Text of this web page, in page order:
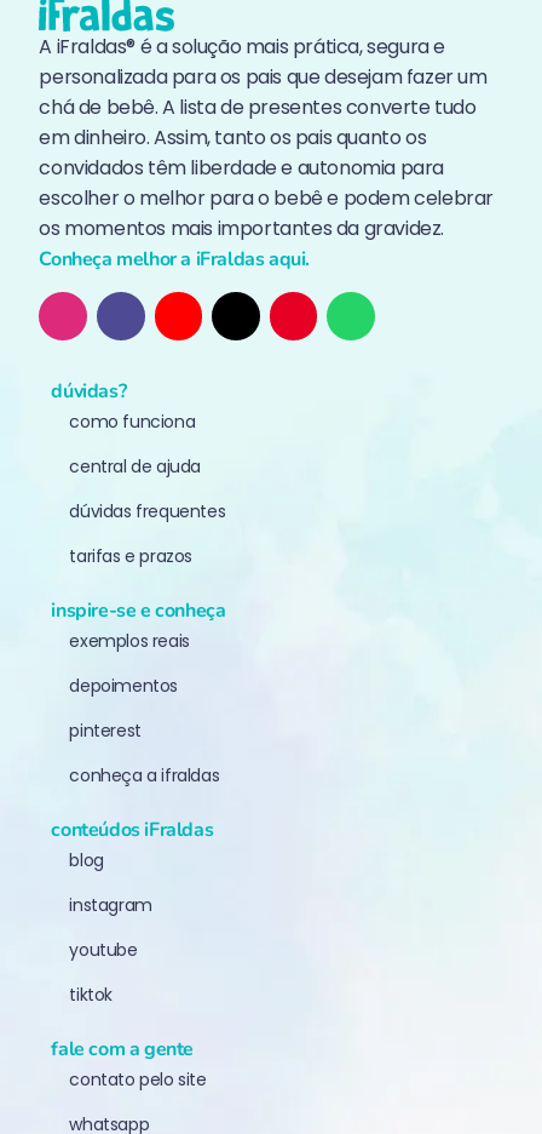
A iFraldas® é a solução mais prática, segura e
personalizada para os pais que desejam fazer um
chá de bebê. A lista de presentes converte tudo
em dinheiro. Assim, tanto os pais quanto os
convidados têm liberdade e autonomia para
escolher o melhor para o bebê e podem celebrar
os momentos mais importantes da gravidez.
Conheça melhor a iFraldas aqui.
dúvidas?
como funciona
central de ajuda
dúvidas frequentes
tarifas e prazos
inspire-se e conheça
exemplos reais
depoimentos
pinterest
conheça a ifraldas
conteúdos iFraldas
blog
instagram
youtube
tiktok
fale com a gente
contato pelo site
whatsapp